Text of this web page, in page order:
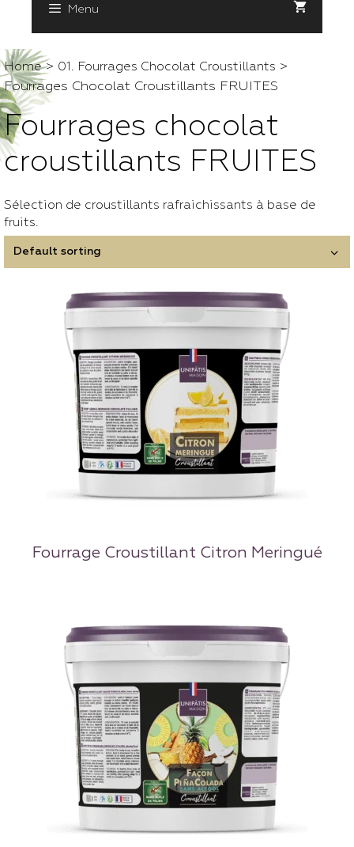
Menu
Home> 01. Fourrages Chocolat Croustillants >
Fourrages Chocolat Croustillants FRUITES
Fourrages chocolat
croustillants FRUITES
Sélection de croustillants rafraichissants à base de
fruits.
Fourrage Croustillant Citron Meringué